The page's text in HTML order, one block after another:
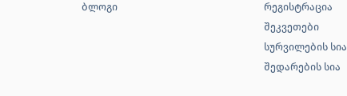
ბლოგი
რეგისტრაცია
შეკვეთები
სურვილების სია
შედარების სია